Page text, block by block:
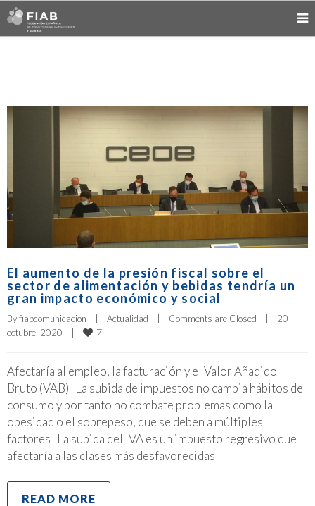
El aumento de la presión fiscal sobre el
sector de alimentación y bebidas tendría un
gran impacto económico y social
By fiabcomunicacion Actualidad Comments are Closed
20
octubre, 2020
7
Afectaría al empleo, la facturación y el Valor Añadido
Bruto (VAB) La subida de impuestos no cambia hábitos de
consumo y por tanto no combate problemas como la
obesidad o el sobrepeso, que se deben a múltiples
factores La subida del IVA es un impuesto regresivo que
afectaría a las clases más desfavorecidas
READ MORE